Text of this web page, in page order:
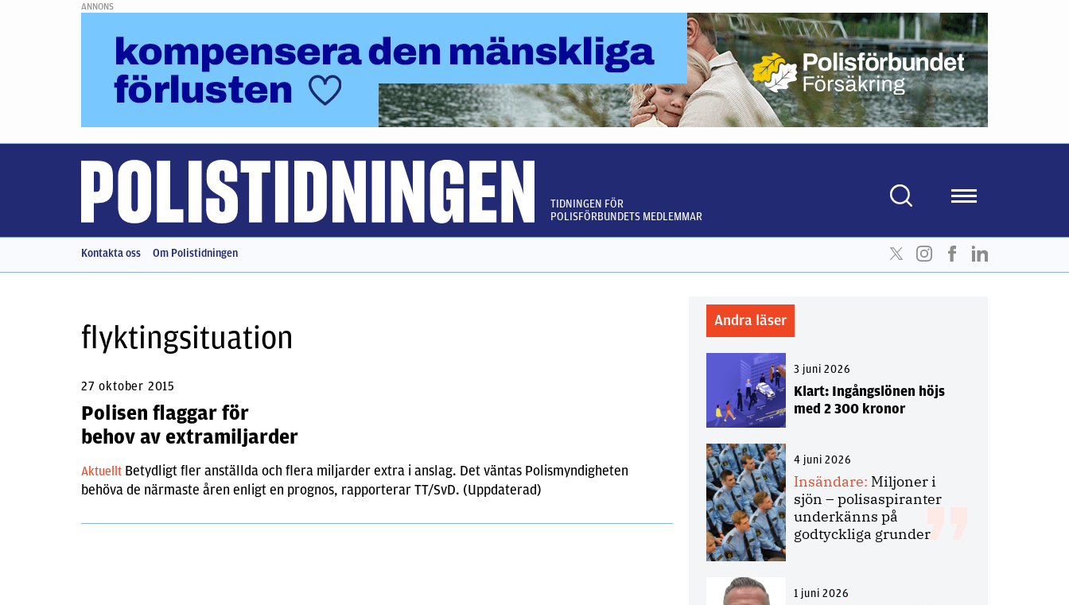
ANNONS
TIDNINGEN FÖR
POLISFÖRBUNDETS MEDLEMMAR
Kontakta oss Om Polistidningen
flyktingsituation
27 oktober 2015
Polisen flaggar för
behov av extramiljarder
Aktuellt Betydligt fler anställda och flera miljarder extra i anslag. Det väntas Polismyndigheten
behöva de närmaste åren enligt en prognos, rapporterar TT/SvD. (Uppdaterad)
Andra läser
3 juni 2026
Klart: Ingångslönen höjs
med 2 300 kronor
4 juni 2026
Insändare: Miljoner i
sjön – polisaspiranter
underkänns på
godtyckliga grunder
1 juni 2026